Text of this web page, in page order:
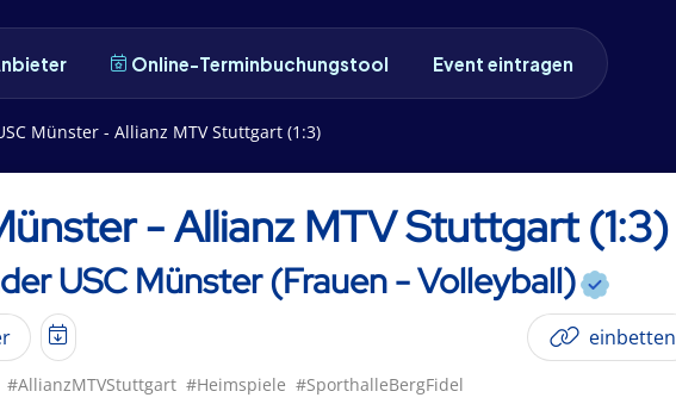
Online-Terminbuchungstool Event eintragen
Münster - Allianz MTV Stuttgart (1:3)
- Allianz MTV Stuttgart (1:3)
USC Münster (Frauen - Volleyball)
einbetten
#AllianzMTVStuttgart #Heimspiele #SporthalleBergFidel